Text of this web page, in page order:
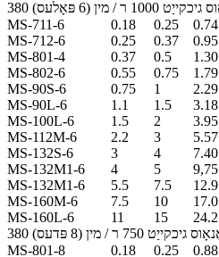
MS-711-6
0.18 0.25 0.74
MS-712-6
0.25 0.37 0.95
MS-801-4
0.37 0.5 1.30
MS-802-6
0.55 0.75 1.79
MS-90S-6
0.75 1 2.29
MS-90L-6
1.1 1.5 3.18
MS-100L-6
1.5 2 3.95
MS-112M-6
2.2 3 5.57
MS-132S-6
3 4 7.40
MS-132M1-6
4 5 9,75
MS-132M1-6
5.5 7.5 12.9
MS-160M-6
7.5 10 17.0
MS-160L-6
11 15 24.2
MS-801-8
0.18 0.25 0.88